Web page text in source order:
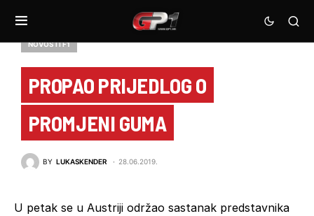
NOVOSTI F1
PROPAO PRIJEDLOG O
PROMJENI GUMA
BY LUKASKENDER 28.06.2019.
U petak se u Austriji održao sastanak predstavnika